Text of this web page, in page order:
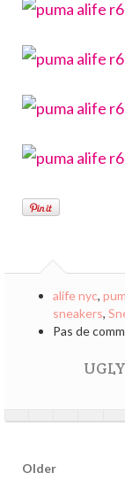
alife nyc,
sneakers,
Pas de
Older